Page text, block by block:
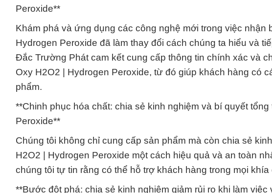
Peroxide**
Khám phá và ứng dụng các công nghệ mới trong việc nhận
Hydrogen Peroxide đã làm thay đổi cách chúng ta hiểu và
Đắc Trường Phát cam kết cung cấp thông tin chính xác và
Oxy H2O2 | Hydrogen Peroxide, từ đó giúp khách hàng có
phẩm.
**Chinh phục hóa chất: chia sẻ kinh nghiệm và bí quyết
Peroxide**
Chúng tôi không chỉ cung cấp sản phẩm mà còn chia sẻ
H2O2 | Hydrogen Peroxide một cách hiệu quả và an toàn
chúng tôi tự tin rằng có thể hỗ trợ khách hàng trong mọi
**Bước đột phá: chia sẻ kinh nghiệm giảm rủi ro khi làm việc